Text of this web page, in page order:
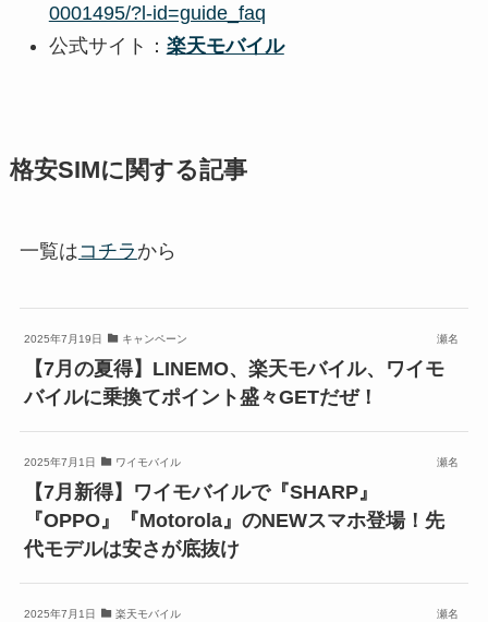
0001495/?l-id=guide_faq
公式サイト： 楽天モバイル
格安SIMに関する記事
一覧はコチラ から
2025年7月19日 キャンペーン 瀬名
【7月の夏得】LINEMO、楽天モバイル、ワイモ
バイルに乗換てポイント盛々GETだぜ！
2025年7月1日 ワイモバイル 瀬名
【7月新得】ワイモバイルで『SHARP』
『OPPO』『Motorola』のNEWスマホ登場！先
代モデルは安さが底抜け
2025年7月1日 楽天モバイル 瀬名